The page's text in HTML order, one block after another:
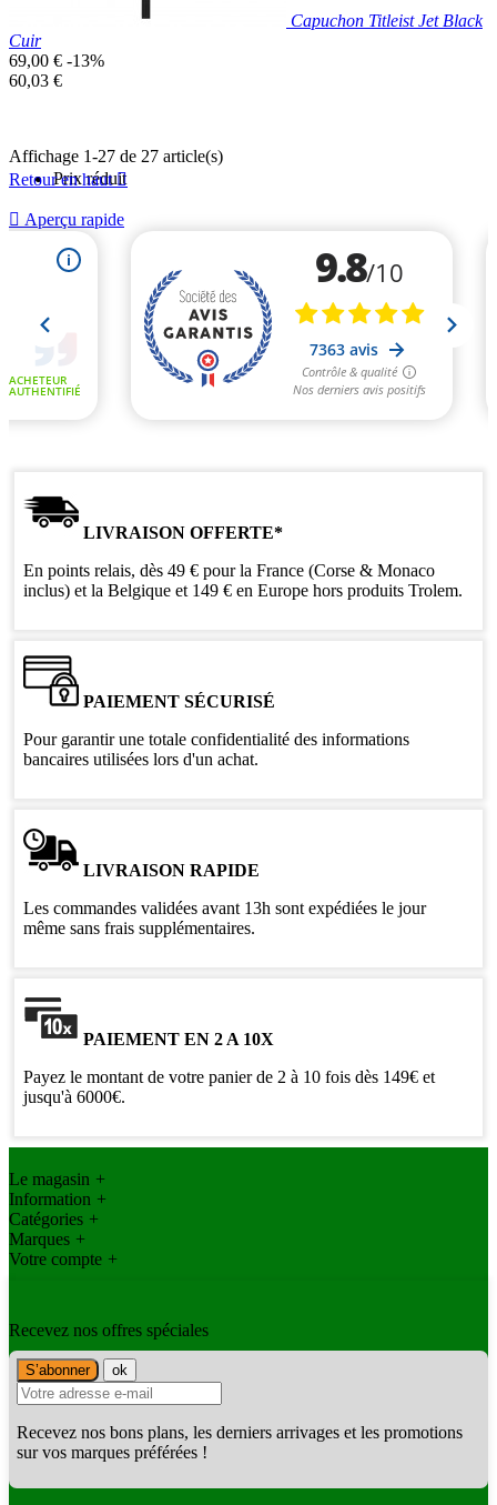
Capuchon Titleist Jet Black
Cuir
Prix
de
69,00 € -13%
Prix
60,03 €
Prix réduit
 Aperçu rapide
Affichage 1-27 de 27 article(s)
Retour en haut
LIVRAISON OFFERTE*
En points relais, dès 49 € pour la France (Corse & Monaco
inclus) et la Belgique et 149 € en Europe hors produits Trolem.
PAIEMENT SÉCURISÉ
Pour garantir une totale confidentialité des informations
bancaires utilisées lors d'un achat.
LIVRAISON RAPIDE
Les commandes validées avant 13h sont expédiées le jour
même sans frais supplémentaires.
PAIEMENT EN 2 A 10X
Payez le montant de votre panier de 2 à 10 fois dès 149€ et
jusqu'à 6000€.
Le magasin +
Information +
Catégories +
Marques +
Votre compte +
Recevez nos offres spéciales
Recevez nos bons plans, les derniers arrivages et les promotions
sur vos marques préférées !